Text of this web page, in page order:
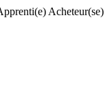
Acheteur(se)